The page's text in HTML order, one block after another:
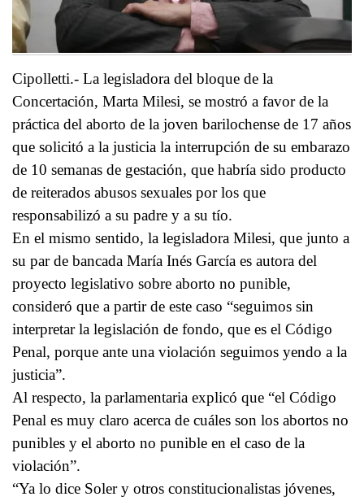
Cipolletti.- La legisladora del bloque de la
Concertación, Marta Milesi, se mostró a favor de la
práctica del aborto de la joven barilochense de 17 años
que solicitó a la justicia la interrupción de su embarazo
de 10 semanas de gestación, que habría sido producto
de reiterados abusos sexuales por los que
responsabilizó a su padre y a su tío.
En el mismo sentido, la legisladora Milesi, que junto a
su par de bancada María Inés García es autora del
proyecto legislativo sobre aborto no punible,
consideró que a partir de este caso “seguimos sin
interpretar la legislación de fondo, que es el Código
Penal, porque ante una violación seguimos yendo a la
justicia”.
Al respecto, la parlamentaria explicó que “el Código
Penal es muy claro acerca de cuáles son los abortos no
punibles y el aborto no punible en el caso de la
violación”.
“Ya lo dice Soler y otros constitucionalistas jóvenes,